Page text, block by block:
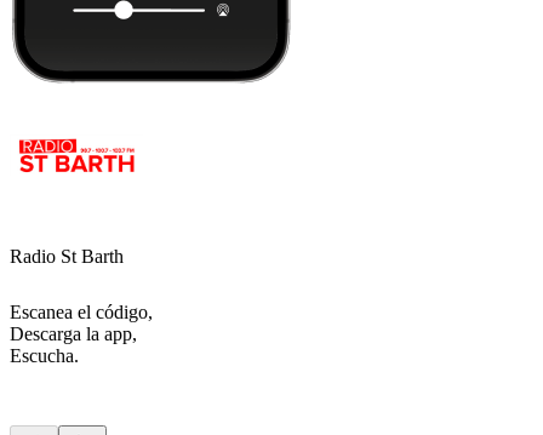
Radio St Barth
Escanea el código,
Descarga la app,
Escucha.